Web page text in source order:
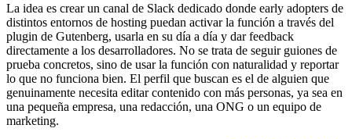
La idea es crear un canal de Slack dedicado donde early adopters de
distintos entornos de hosting puedan activar la función a través del
plugin de Gutenberg, usarla en su día a día y dar feedback
directamente a los desarrolladores. No se trata de seguir guiones de
prueba concretos, sino de usar la función con naturalidad y reportar
lo que no funciona bien. El perfil que buscan es el de alguien que
genuinamente necesita editar contenido con más personas, ya sea en
una pequeña empresa, una redacción, una ONG o un equipo de
marketing.